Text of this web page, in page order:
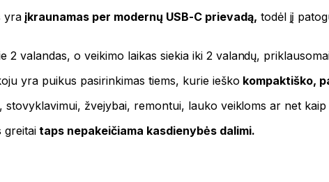
yra įkraunamas per modernų USB-C prievadą, todėl jį
2 valandas, o veikimo laikas siekia iki 2 valandų,
yra puikus pasirinkimas tiems, kurie ieško kompaktiško,
stovyklavimui, žvejybai, remontui, lauko veikloms ar net
greitai taps nepakeičiama kasdienybės dalimi.